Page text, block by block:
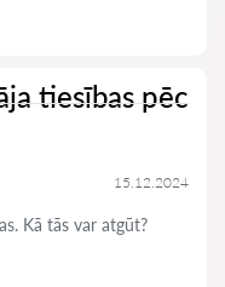
tiesības pēc
15.12.2024
Kā tās var atgūt?